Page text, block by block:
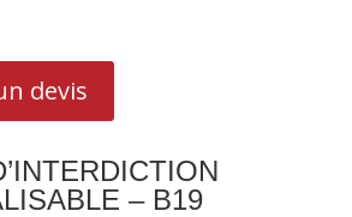
devis
– B19